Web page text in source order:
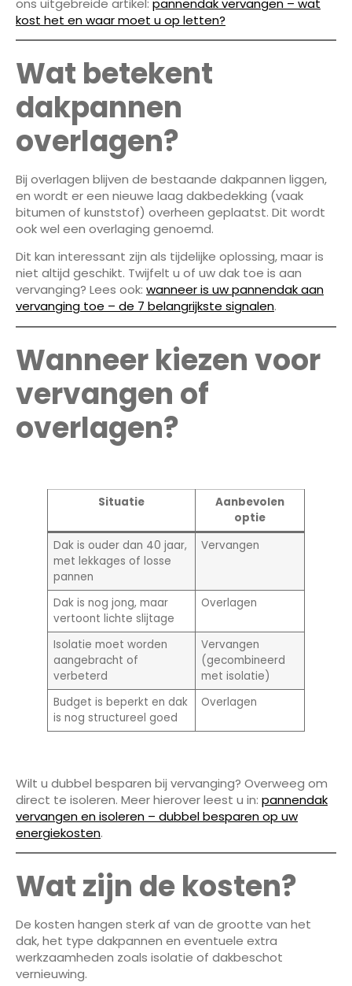
kost het en waar moet u op letten?
Wat betekent
dakpannen
overlagen?
Bij overlagen blijven de bestaande dakpannen liggen,
en wordt er een nieuwe laag dakbedekking (vaak
bitumen of kunststof) overheen geplaatst. Dit wordt
ook wel een overlaging genoemd.
Dit kan interessant zijn als tijdelijke oplossing, maar is
niet altijd geschikt. Twijfelt u of uw dak toe is aan
vervanging? Lees ook: wanneer is uw pannendak aan
vervanging toe – de 7 belangrijkste signalen.
Wanneer kiezen voor
vervangen of
overlagen?
Situatie
Aanbevolen
optie
Dak is ouder dan 40 jaar,
met lekkages of losse
pannen
Vervangen
Dak is nog jong, maar
vertoont lichte slijtage
Overlagen
Isolatie moet worden
aangebracht of
verbeterd
Vervangen
(gecombineerd
met isolatie)
Budget is beperkt en dak
is nog structureel goed
Overlagen
Wilt u dubbel besparen bij vervanging? Overweeg om
direct te isoleren. Meer hierover leest u in: pannendak
vervangen en isoleren – dubbel besparen op uw
energiekosten.
Wat zijn de kosten?
De kosten hangen sterk af van de grootte van het
dak, het type dakpannen en eventuele extra
werkzaamheden zoals isolatie of dakbeschot
vernieuwing.